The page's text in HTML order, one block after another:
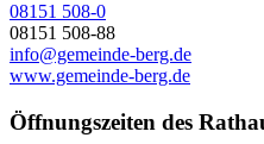
08151 508-0
08151 508-88
info@gemeinde-berg.de
www.gemeinde-berg.de
Öffnungszeiten des